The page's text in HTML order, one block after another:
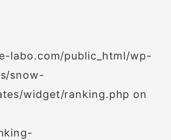
labo.com/public_html/wp-
snow-
widget/ranking.php on